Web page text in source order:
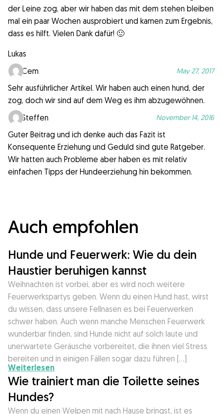
der Leine zog, aber wir haben das mit dem stehen bleiben
mal ein paar Wochen ausprobiert und kamen zum Ergebnis,
dass es hilft. Vielen Dank dafür! 🙂
Lukas
Cem
May 27, 2017
Sehr ausführlicher Artikel. Wir haben auch einen hund, der
zog, doch wir sind auf dem Weg es ihm abzugewöhnen.
Steffen
November 14, 2016
Guter Beitrag und ich denke auch das Fazit ist
Konsequente Erziehung und Geduld sind gute Ratgeber.
Wir hatten auch Probleme aber haben es mit relativ
einfachen Tipps der Hundeerziehung hin bekommen.
Auch empfohlen
Hunde und Feuerwerk: Wie du dein
Haustier beruhigen kannst
Weihnachten ist vorbei, aber es wird noch weitere
Feuerwerkspartys geben. Wenn du einen Hund hast, wirst
du wissen, dass unsere Fellnasen es bei Feuerwerken
schwer haben. Auch wenn manche Menschen Feuerwerk
wunderbar finden, sind Hunde nicht auf solch laute und
unerwartete Geräusche vorbereitet, die ihnen viel Stress
bereiten und in einigen Fällen sogar dazu führen […]
Weiterlesen
Wie trainiert man die Toilette seines
Hundes?
Wenn du einen Welpen mit nach Hause bringst, ist es